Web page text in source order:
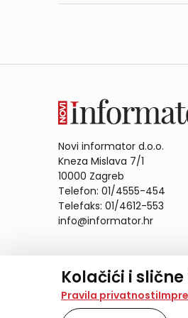
Kolačići i
Na našoj web stranici
analiziramo promet na
Pravila privatnosti
Novi informator d.o.o.
Kneza Mislava 7/1
10000 Zagreb
Telefon: 01/4555-454
Telefaks: 01/4612-553
info@informator.hr